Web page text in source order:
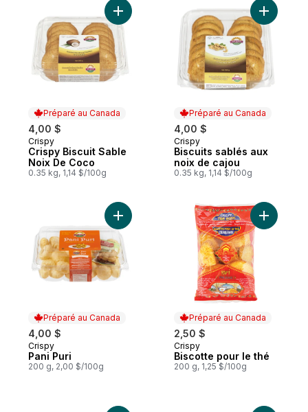
Préparé au Canada
4,00 $
Préparé au Canada
Crispy
Crispy Biscuit Sable
Noix De Coco
0.35 kg, 1,14 $/100g
Ajouter Crispy Biscuit Sable Noix De
Préparé au Canada
4,00 $
Préparé au Canada
Crispy
Biscuits sablés aux
noix de cajou
0.35 kg, 1,14 $/100g
Ajouter
Préparé au Canada
4,00 $
Préparé au Canada
Crispy
Pani Puri
200 g, 2,00 $/100g
Ajouter Pani Puri au panier
Préparé au Canada
2,50 $
Préparé au Canada
Crispy
Biscotte pour le thé
200 g, 1,25 $/100g
Ajouter